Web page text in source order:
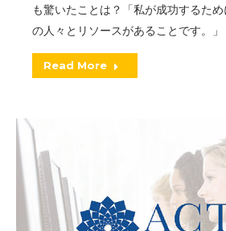
も驚いたことは？「私が成功するた
の人々とリソースがあることです。」
Read More